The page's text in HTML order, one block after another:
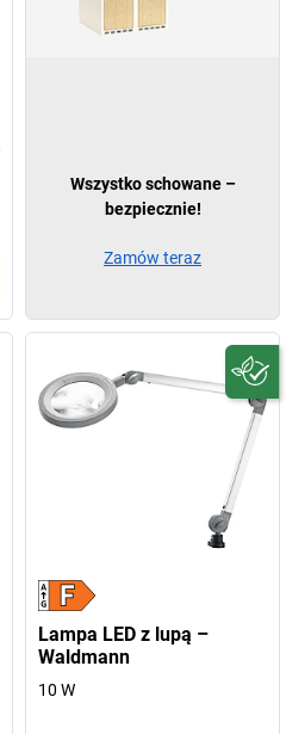
Lampa LED z lupą –
Waldmann
10 W
Wszystko schowane –
bezpiecznie!
Zamów teraz